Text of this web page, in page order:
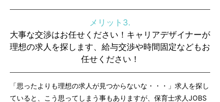
メリット3.
大事な交渉はお任せください！キャリアデザイナーが
理想の求人を探します、給与交渉や時間固定などもお
任せください！
「思ったよりも理想の求人が見つからないな・・・」求人を探し
ていると、こう思ってしまう事もありますが、保育士求人JOBS